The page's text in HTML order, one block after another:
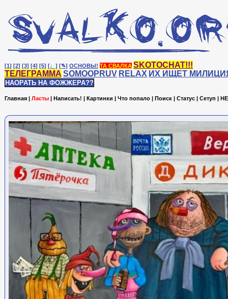
[1] [2] [3] [4] [5] [♩] [✎] ОСНОВЫ! ТА СВАЛКА SKOTOCHAT!!!
ТЕЛЕГРАММА SOMOOPRUV RELAX ИХ ИЩЕТ
НАОРАТЬ НА ФОЖЖЕРА??
Главная | Ласты | Написать! | Картинки | Что попало | Поиск | Статус | Сетуп |